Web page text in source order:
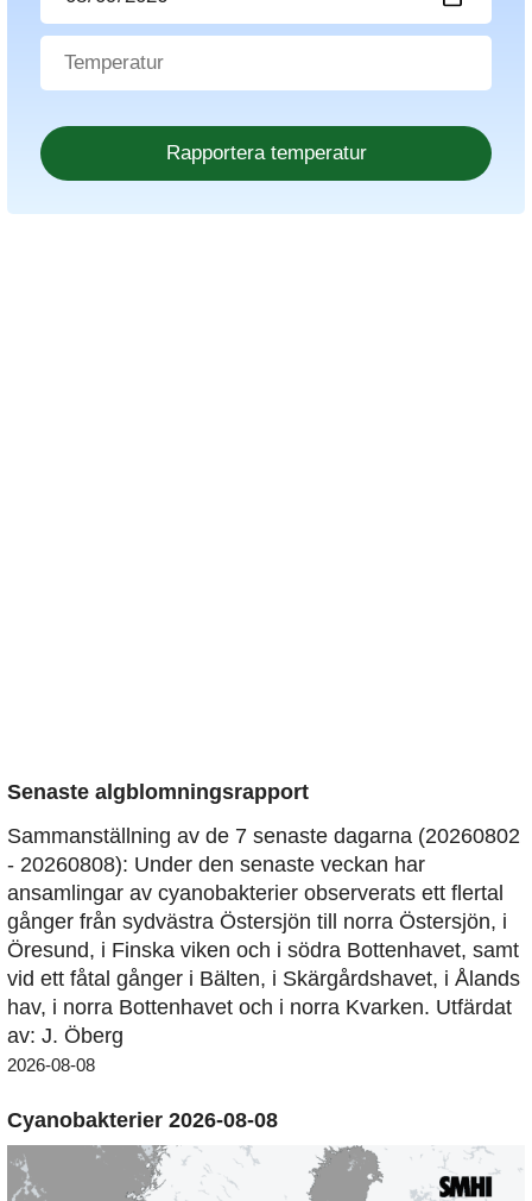
Senaste algblomningsrapport
Sammanställning av de 7 senaste dagarna (20260802
- 20260808): Under den senaste veckan har
ansamlingar av cyanobakterier observerats ett flertal
gånger från sydvästra Östersjön till norra Östersjön, i
Öresund, i Finska viken och i södra Bottenhavet, samt
vid ett fåtal gånger i Bälten, i Skärgårdshavet, i Ålands
hav, i norra Bottenhavet och i norra Kvarken. Utfärdat
av: J. Öberg
2026-08-08
Cyanobakterier 2026-08-08